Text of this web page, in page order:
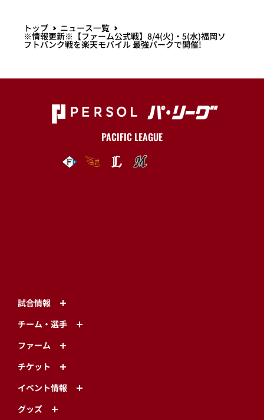
トップ ニュース一覧
※情報更新※【ファーム公式戦】8/4(火)・5(水)福岡ソ
フトバンク戦を楽天モバイル 最強パークで開催!
PACIFIC LEAGUE